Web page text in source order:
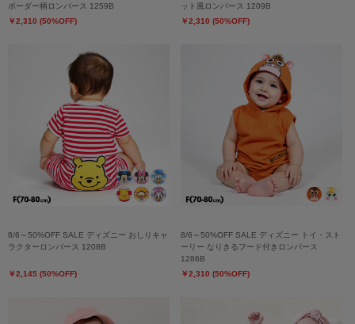
ボーダー柄ロンパース 1259B
￥2,310 (50%OFF)
ット風ロンパース 1209B
￥2,310 (50%OFF)
8/6～50%OFF SALE ディズニー おしりキャ
ラクターロンパース 1208B
￥2,145 (50%OFF)
8/6～50%OFF SALE ディズニー トイ・スト
ーリー なりきるフード付きロンパース
1286B
￥2,310 (50%OFF)